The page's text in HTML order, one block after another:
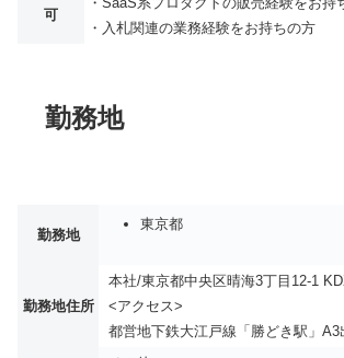
可
・入札関連の業務経験をお持ちの方
勤務地
勤務地
東京都
勤務地住所
本社/東京都中央区晴海3丁目12-1
<アクセス>
都営地下鉄大江戸線「勝どき駅」A3